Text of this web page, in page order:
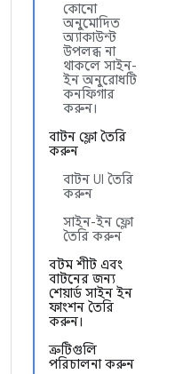
কোনো
অনুমোদিত
অ্যাকাউন্ট
উপলব্ধ না
থাকলে সাইন-
ইন অনুরোধটি
কনফিগার
করুন।
বাটন ফ্লো তৈরি
করুন
বাটন UI তৈরি
করুন
সাইন-ইন ফ্লো
তৈরি করুন
বটম শীট এবং
বাটনের জন্য
শেয়ার্ড সাইন ইন
ফাংশন তৈরি
করুন।
ত্রুটিগুলি
পরিচালনা করুন